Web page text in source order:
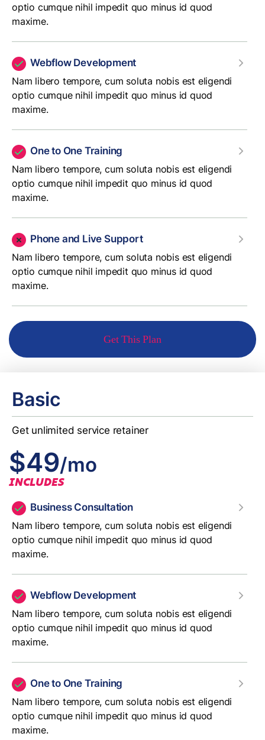
optio cumque nihil impedit quo minus id quod
maxime.
Webflow Development
Nam libero tempore, cum soluta nobis est eligendi
optio cumque nihil impedit quo minus id quod
maxime.
One to One Training
Nam libero tempore, cum soluta nobis est eligendi
optio cumque nihil impedit quo minus id quod
maxime.
Phone and Live Support
Nam libero tempore, cum soluta nobis est eligendi
optio cumque nihil impedit quo minus id quod
maxime.
Get This Plan
Basic
Get unlimited service retainer
$49/mo
INCLUDES
Business Consultation
Nam libero tempore, cum soluta nobis est eligendi
optio cumque nihil impedit quo minus id quod
maxime.
Webflow Development
Nam libero tempore, cum soluta nobis est eligendi
optio cumque nihil impedit quo minus id quod
maxime.
One to One Training
Nam libero tempore, cum soluta nobis est eligendi
optio cumque nihil impedit quo minus id quod
maxime.